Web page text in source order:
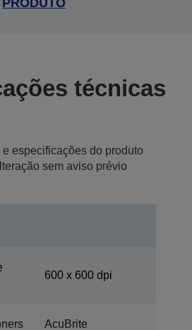
PRODUTO
técnicas
especificações do produto
sem aviso prévio
600 x 600 dpi
AcuBrite